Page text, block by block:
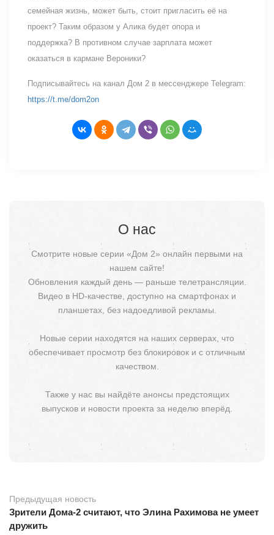
семейная жизнь, может быть, стоит пригласить её на
проект? Таким образом у Алика будет опора и
поддержка? В противном случае зарплата может
оказаться в кармане Вероники?
Подписывайтесь на канал Дом 2 в мессенджере Telegram:
https://t.me/dom2on
О нас
Смотрите новые серии «Дом 2» онлайн первыми на
нашем сайте!
Обновления каждый день — раньше телетрансляции.
Видео в HD-качестве, доступно на смартфонах и
планшетах, без надоедливой рекламы.
Новые серии находятся на наших серверах, что
обеспечивает просмотр без блокировок и с отличным
качеством.
Также у нас вы найдёте анонсы предстоящих
выпусков и новости проекта за неделю вперёд.
Предыдущая новость
Зрители Дома-2 считают, что Элина Рахимова не умеет
дружить